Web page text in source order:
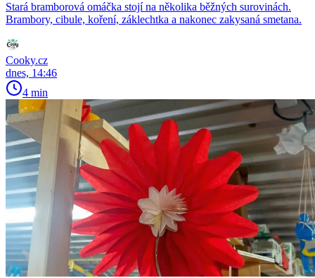
Stará bramborová omáčka stojí na několika běžných surovinách.
Brambory, cibule, koření, záklechtka a nakonec zakysaná smetana.
Cooky.cz
dnes, 14:46
4 min